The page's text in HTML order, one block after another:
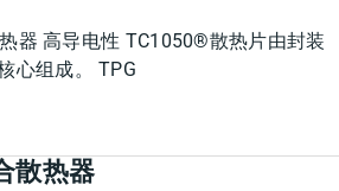
器 高导电性 TC1050®散热片由封装
心组成。 TPG
热器